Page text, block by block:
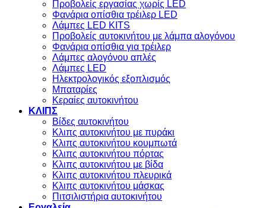
Προβολείς εργασίας χωρίς LED
Φανάρια οπίσθια τρέιλερ LED
Λάμπες LED KITS
Προβολείς αυτοκινήτου με λάμπα αλογόνου
Φανάρια οπίσθια για τρέιλερ
Λάμπες αλογόνου απλές
Λάμπες LED
Ηλεκτρολογικός εξοπλισμός
Μπαταρίες
Κεραίες αυτοκινήτου
ΚΛΙΠΣ
Βίδες αυτοκινήτου
Kλιπς αυτοκινήτου με πυράκι
Kλιπς αυτοκινήτου κουμπωτά
Κλιπς αυτοκινήτου πόρτας
Κλιπς αυτοκινήτου με βίδα
Kλιπς αυτοκινήτου πλευρικά
Kλιπς αυτοκινήτου μάσκας
Πιτσιλιστήρια αυτοκινήτου